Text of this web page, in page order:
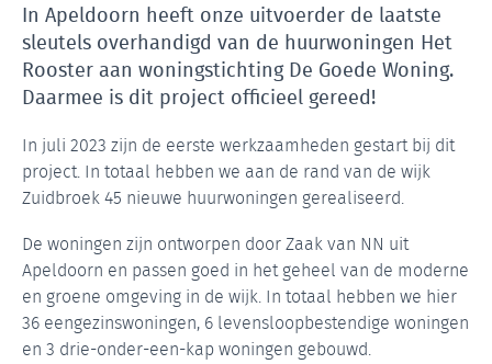
In Apeldoorn heeft onze uitvoerder de laatste
sleutels overhandigd van de huurwoningen Het
Rooster aan woningstichting De Goede Woning.
Daarmee is dit project officieel gereed!
In juli 2023 zijn de eerste werkzaamheden gestart bij dit
project. In totaal hebben we aan de rand van de wijk
Zuidbroek 45 nieuwe huurwoningen gerealiseerd.
De woningen zijn ontworpen door Zaak van NN uit
Apeldoorn en passen goed in het geheel van de moderne
en groene omgeving in de wijk. In totaal hebben we hier
36 eengezinswoningen, 6 levensloopbestendige woningen
en 3 drie-onder-een-kap woningen gebouwd.